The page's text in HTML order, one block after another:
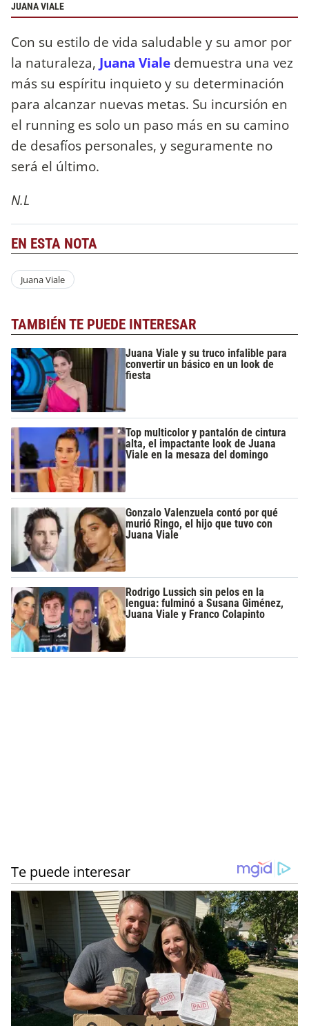
JUANA VIALE
Con su estilo de vida saludable y su amor por
la naturaleza, Juana Viale demuestra una vez
más su espíritu inquieto y su determinación
para alcanzar nuevas metas. Su incursión en
el running es solo un paso más en su camino
de desafíos personales, y seguramente no
será el último.
N.L
EN ESTA NOTA
Juana Viale
TAMBIÉN TE PUEDE INTERESAR
Juana Viale y su truco infalible para
convertir un básico en un look de
fiesta
Top multicolor y pantalón de cintura
alta, el impactante look de Juana
Viale en la mesaza del domingo
Gonzalo Valenzuela contó por qué
murió Ringo, el hijo que tuvo con
Juana Viale
Rodrigo Lussich sin pelos en la
lengua: fulminó a Susana Giménez,
Juana Viale y Franco Colapinto